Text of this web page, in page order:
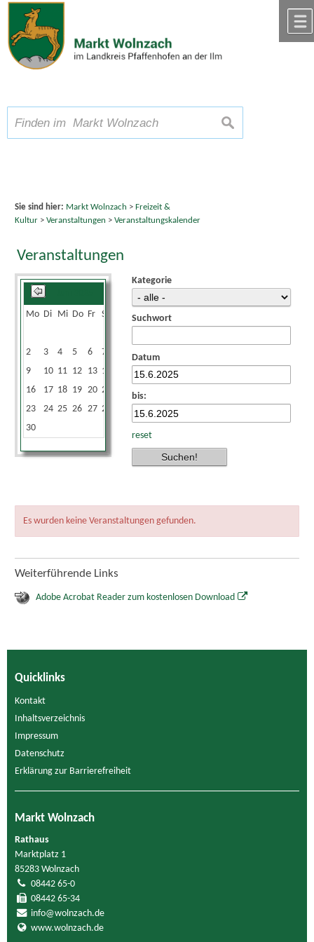
Zum Inhalt,zur Navigation
Schriftgröße A A A suchen
Sie sind hier: Markt Wolnzach > Freizeit &
Kultur> Veranstaltungen > Veranstaltungskalender
Veranstaltungen
Mo Di Mi Do Fr Sa
2
3 4 5 6 7
9
10 11 12 13 14
16
17 18 19 20 21
23
24 25 26 27 28
30
Kategorie
Suchwort
Datum
bis:
reset
Es wurden keine Veranstaltungen gefunden.
Weiterführende Links
Adobe Acrobat Reader zum kostenlosen Download
Quicklinks
Kontakt
Inhaltsverzeichnis
Impressum
Datenschutz
Erklärung zur Barrierefreiheit
Markt Wolnzach
Rathaus
Marktplatz 1
85283 Wolnzach
08442 65-0
08442 65-34
info@wolnzach.de
www.wolnzach.de